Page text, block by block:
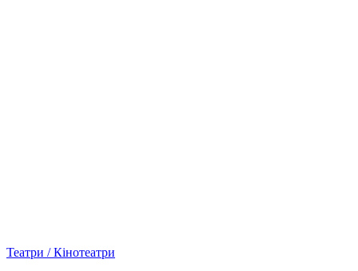
Театри / Кінотеатри